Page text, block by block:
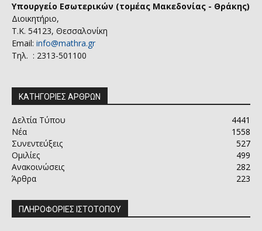
Υπουργείο Εσωτερικών (τομέας Μακεδονίας - Θράκης)
Διοικητήριο,
Τ.Κ. 54123, Θεσσαλονίκη
Email: info@mathra.gr
Τηλ. : 2313-501100
ΚΑΤΗΓΟΡΙΕΣ ΑΡΘΡΩΝ
Δελτία Τύπου
4441
Νέα
1558
Συνεντεύξεις
527
Ομιλίες
499
Ανακοινώσεις
282
Άρθρα
223
ΠΛΗΡΟΦΟΡΙΕΣ ΙΣΤΟΤΟΠΟΥ